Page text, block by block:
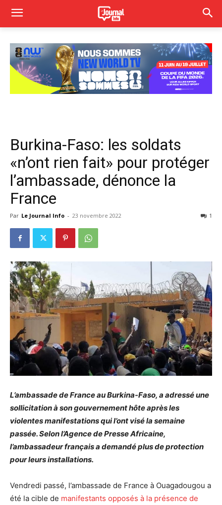
Burkina-Faso: les soldats
«n’ont rien fait» pour protéger
l’ambassade, dénonce la
France
Par Le Journal Info - 23 novembre 2022 1
L’ambassade de France au Burkina-Faso, a adressé une
sollicitation à son gouvernement hôte après les
violentes manifestations qui l’ont visé la semaine
passée. Selon l’Agence de Presse Africaine,
l’ambassadeur français a demandé plus de protection
pour leurs installations.
Vendredi passé, l’ambassade de France à Ouagadougou a
été la cible de manifestants opposés à la présence de